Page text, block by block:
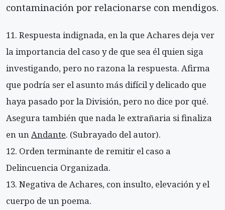
contaminación por relacionarse con mendigos.
Respuesta indignada, en la que Achares deja ver
la importancia del caso y de que sea él quien siga
investigando, pero no razona la respuesta. Afirma
que podría ser el asunto más difícil y delicado que
haya pasado por la División, pero no dice por qué.
Asegura también que nada le extrañaria si finaliza
en unAndante. (Subrayado del autor).
Orden terminante de remitir el caso a
Delincuencia Organizada.
Negativa de Achares, con insulto, elevación y el
cuerpo de un poema.